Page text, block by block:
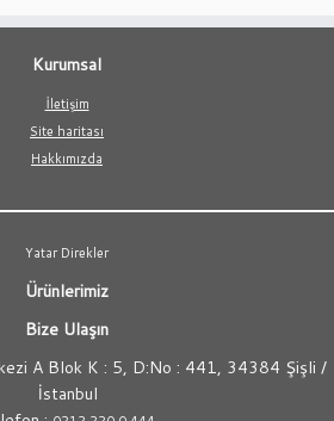
Kurumsal
İletişim
Site haritası
Hakkımızda
Yatar Direkler
Ürünlerimiz
Bize Ulaşın
A Blok K : 5, D:No : 441, 34384 Şişli /
İstanbul